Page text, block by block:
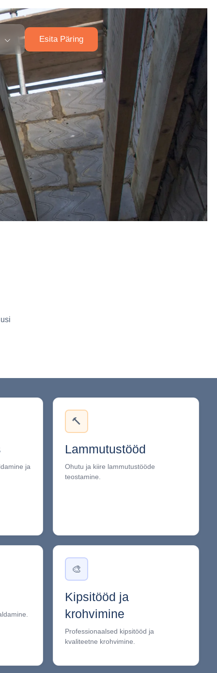
Esita Päring
ja
🔨
Lammutustööd
Ohutu ja kiire lammutustööde
teostamine.
🎨
Kipsitööd ja
krohvimine
Professionaalsed kipsitööd ja
kvaliteetne krohvimine.